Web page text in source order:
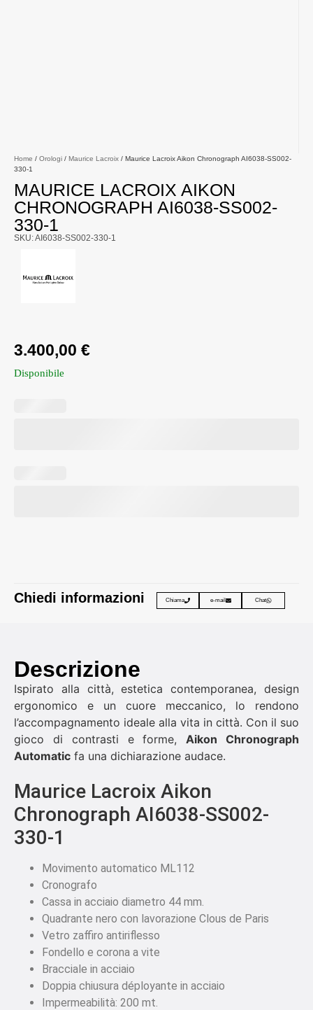
Home / Orologi / Maurice Lacroix / Maurice Lacroix Aikon Chronograph AI6038-SS002-
330-1
MAURICE LACROIX AIKON
CHRONOGRAPH AI6038-SS002-
330-1
SKU: AI6038-SS002-330-1
3.400,00 €
Disponibile
Chiedi informazioni Chiama e-mail Chat
Descrizione
Ispirato alla città, estetica contemporanea, design
ergonomico e un cuore meccanico, lo rendono
l’accompagnamento ideale alla vita in città. Con il suo
gioco di contrasti e forme, Aikon Chronograph
Automatic fa una dichiarazione audace.
Maurice Lacroix Aikon
Chronograph AI6038-SS002-
330-1
Movimento automatico ML112
Cronografo
Cassa in acciaio diametro 44 mm.
Quadrante nero con lavorazione Clous de Paris
Vetro zaffiro antiriflesso
Fondello e corona a vite
Bracciale in acciaio
Doppia chiusura déployante in acciaio
Impermeabilità: 200 mt.